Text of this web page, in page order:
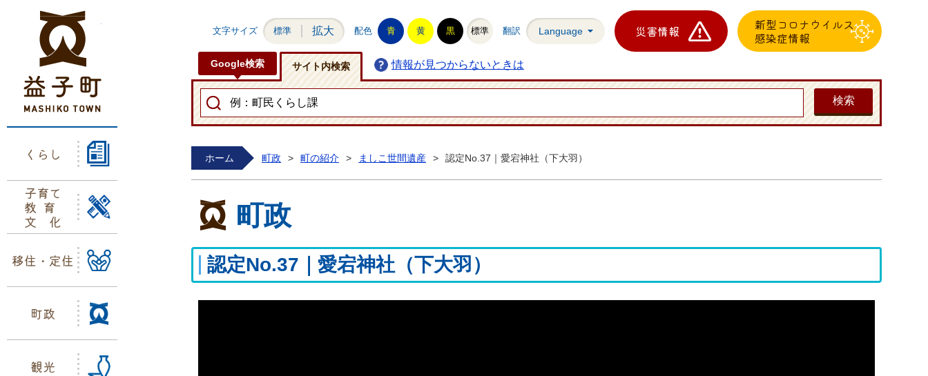
くらし
子育て
教育
文化
移住・定住
町政
観光
文字サイズ 標準 拡大 配色 青 黄 黒 標準 翻訳 Language 災害情報
新型コロナウイルス
感染症情報
Google検索 サイト内検索 情報が見つからないときは
ホーム 町政 > 町の紹介 > ましこ世間遺産 > 認定No.37｜愛宕神社（下大羽）
町政
認定No.37｜愛宕神社（下大羽）